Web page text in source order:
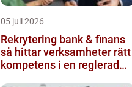
05 juli 2026
Rekrytering bank & finans
så hittar verksamheter rätt
kompetens i en reglerad